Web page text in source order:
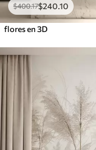
$400.17$240 .10
flores en 3D